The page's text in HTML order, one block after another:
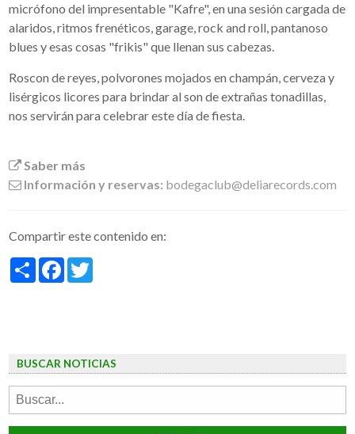
micrófono del impresentable "Kafre", en una sesión cargada de
alaridos, ritmos frenéticos, garage, rock and roll, pantanoso
blues y esas cosas "frikis" que llenan sus cabezas.
Roscon de reyes, polvorones mojados en champán, cerveza y
lisérgicos licores para brindar al son de extrañas tonadillas,
nos servirán para celebrar este día de fiesta.
Saber más
Información y reservas: bodegaclub@deliarecords.com
Compartir este contenido en:
ShareFacebook
BUSCAR NOTICIAS